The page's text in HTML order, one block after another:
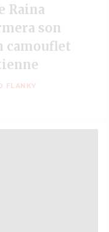
Raina
son
camouflet
FLANKY